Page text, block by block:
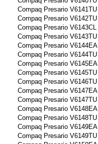
Compaq Presario V6141TU
Compaq Presario V6142TU
Compaq Presario V6143CL
Compaq Presario V6143TU
Compaq Presario V6144EA
Compaq Presario V6144TU
Compaq Presario V6145EA
Compaq Presario V6145TU
Compaq Presario V6146TU
Compaq Presario V6147EA
Compaq Presario V6147TU
Compaq Presario V6148EA
Compaq Presario V6148TU
Compaq Presario V6149EA
Compaq Presario V6149TU